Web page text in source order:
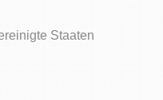
Staaten